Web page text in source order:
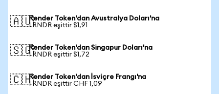
🇦🇺Render Token'dan Avustralya Doları'na
1 RNDR eşittir $1,91
🇸🇬Render Token'dan Singapur Doları'na
1 RNDR eşittir $1,72
🇨🇭Render Token'dan İsviçre Frangı'na
1 RNDR eşittir CHF 1,09